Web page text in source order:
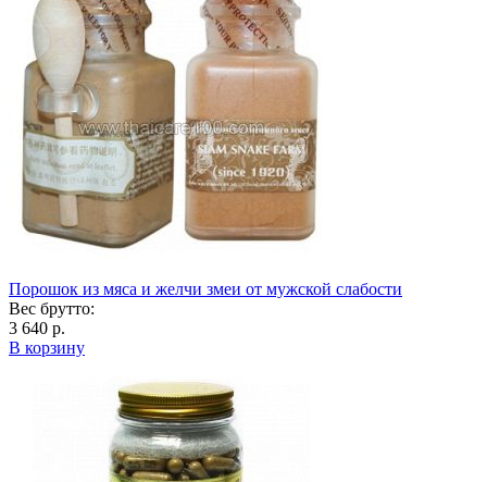
Порошок из мяса и желчи змеи от мужской слабости
Вес брутто:
3 640 р.
В корзину